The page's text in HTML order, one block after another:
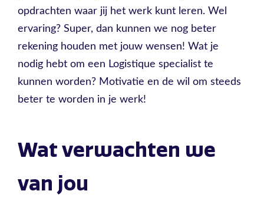
opdrachten waar jij het werk kunt leren. Wel
ervaring? Super, dan kunnen we nog beter
rekening houden met jouw wensen! Wat je
nodig hebt om een Logistique specialist te
kunnen worden? Motivatie en de wil om steeds
beter te worden in je werk!
Wat verwachten we
van jou